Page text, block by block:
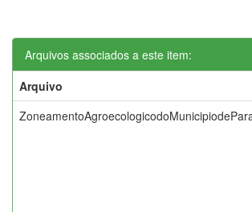
Arquivos associados a este item:
Arquivo